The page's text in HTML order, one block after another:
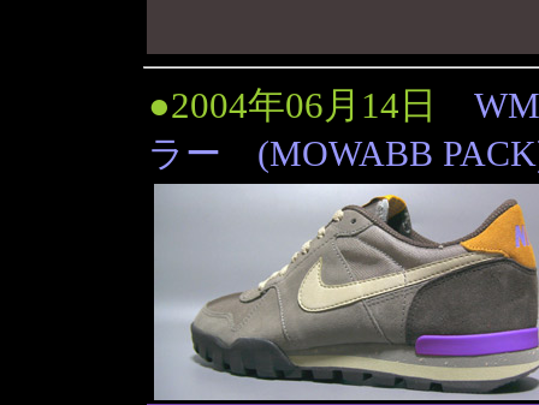
●2004年06月14日
ラー (MOWABB